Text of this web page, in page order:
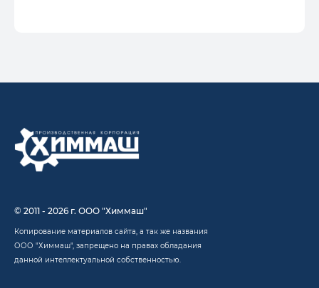
© 2011 - 2026 г. ООО "Химмаш"
Копирование материалов сайта, а так же названия
ООО "Химмаш", запрещено на правах обладания
данной интеллектуальной собственностью.